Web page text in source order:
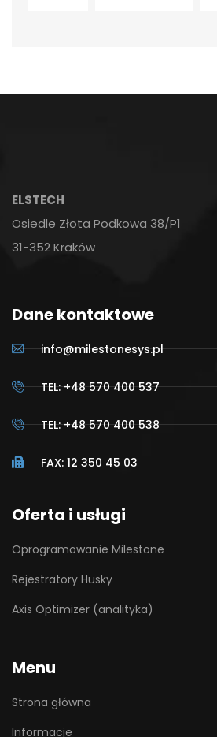
ELSTECH
Osiedle Złota Podkowa 38/P1
31-352 Kraków
Dane kontaktowe
info@milestonesys.pl
TEL: +48 570 400 537
TEL: +48 570 400 538
FAX: 12 350 45 03
Oferta i usługi
Oprogramowanie Milestone
Rejestratory Husky
Axis Optimizer (analityka)
Menu
Strona główna
Informacje